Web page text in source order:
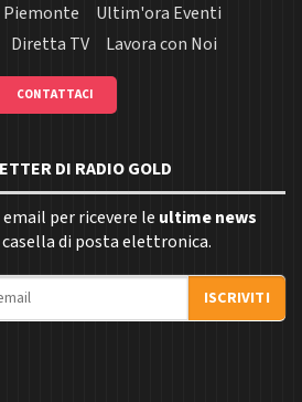
Ultim'ora Eventi
Diretta TV Lavora con Noi
CONTATTACI
DI RADIO GOLD
per ricevere le ultime news
di posta elettronica.
ISCRIVITI